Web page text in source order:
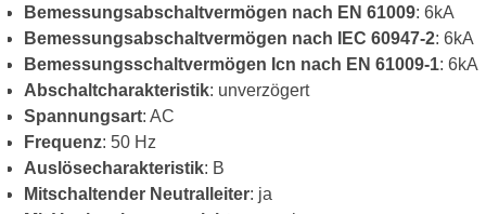
Bemessungsabschaltvermögen nach EN 61009: 6kA
Bemessungsabschaltvermögen nach IEC 60947-2: 6kA
Bemessungsschaltvermögen Icn nach EN 61009-1: 6kA
Abschaltcharakteristik: unverzögert
Spannungsart: AC
Frequenz: 50 Hz
Auslösecharakteristik: B
Mitschaltender Neutralleiter: ja